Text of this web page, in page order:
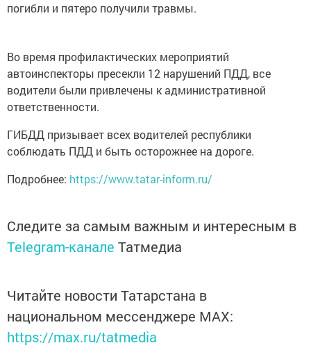
погибли и пятеро получили травмы.
Во время профилактических мероприятий
автоинспекторы пресекли 12 нарушений ПДД, все
водители были привлечены к административной
ответственности.
ГИБДД призывает всех водителей республики
соблюдать ПДД и быть осторожнее на дороге.
Подробнее: https://www.tatar-inform.ru/
Следите за самым важным и интересным в
Telegram-канале Татмедиа
Читайте новости Татарстана в
национальном мессенджере MАХ:
https://max.ru/tatmedia